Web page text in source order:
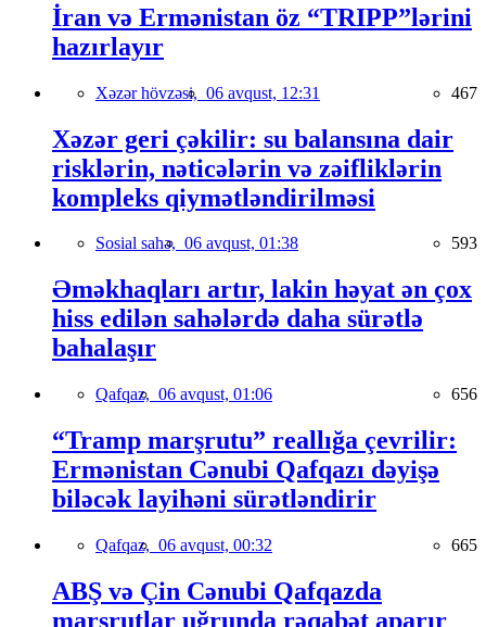
İran və Ermənistan öz “TRIPP”lərini
hazırlayır
Xəzər hövzəsi, 06 avqust, 12:31 467
Xəzər geri çəkilir: su balansına dair
risklərin, nəticələrin və zəifliklərin
kompleks qiymətləndirilməsi
Sosial sahə, 06 avqust, 01:38 593
Əməkhaqları artır, lakin həyat ən çox
hiss edilən sahələrdə daha sürətlə
bahalaşır
Qafqaz, 06 avqust, 01:06 656
“Tramp marşrutu” reallığa çevrilir:
Ermənistan Cənubi Qafqazı dəyişə
biləcək layihəni sürətləndirir
Qafqaz, 06 avqust, 00:32 665
ABŞ və Çin Cənubi Qafqazda
marşrutlar uğrunda rəqabət aparır